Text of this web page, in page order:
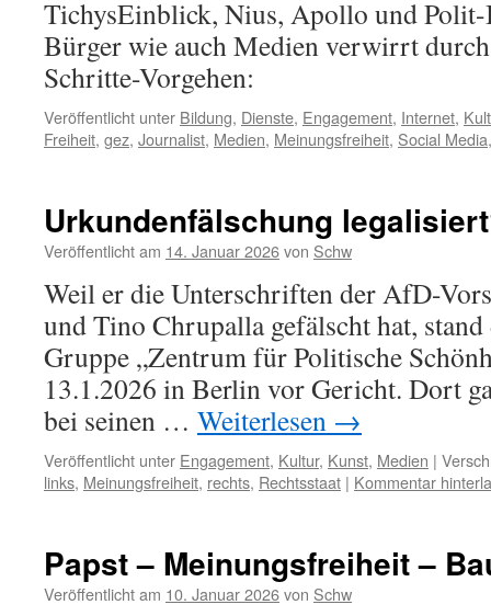
TichysEinblick, Nius, Apollo und
Bürger wie auch Medien verwirrt
Schritte-Vorgehen:
Veröffentlicht unter Bildung, Dienste, Engagement, Internet,
Freiheit, gez, Journalist, Medien, Meinungsfreiheit, Social Media
Urkundenfälschung
Veröffentlicht am 14. Januar 2026von Schw
Weil er die Unterschriften der AfD-
und Tino Chrupalla gefälscht hat,
Gruppe „Zentrum für Politische
13.1.2026 in Berlin vor Gericht. Dort
bei seinen … Weiterlesen →
Veröffentlicht unter Engagement, Kultur, Kunst, Medien |
links, Meinungsfreiheit, rechts, Rechtsstaat | Kommentar
Papst – Meinungsfreiheit –
Veröffentlicht am 10. Januar 2026von Schw